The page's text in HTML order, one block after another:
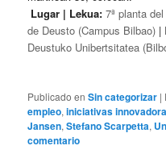
Lugar | Lekua:7ª planta
de Deusto (Campus Bilbao) |
Deustuko Unibertsitatea (
Publicado en Sin categorizar |
empleo,iniciativas
Jansen,Stefano Scarpetta,
comentario